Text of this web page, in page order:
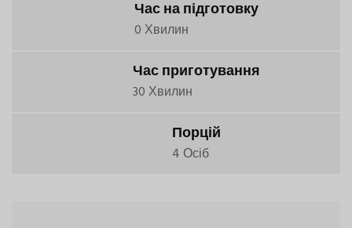
Час на підготовку
0 Хвилин
Час приготування
30 Хвилин
Порцій
4 Осіб